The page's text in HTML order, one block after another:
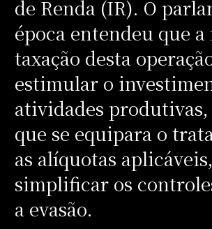
de Renda (IR). O
época entendeu que a
taxação desta
estimular o
atividades produtivas,
que se equipara o
as alíquotas
simplificar os
a evasão.